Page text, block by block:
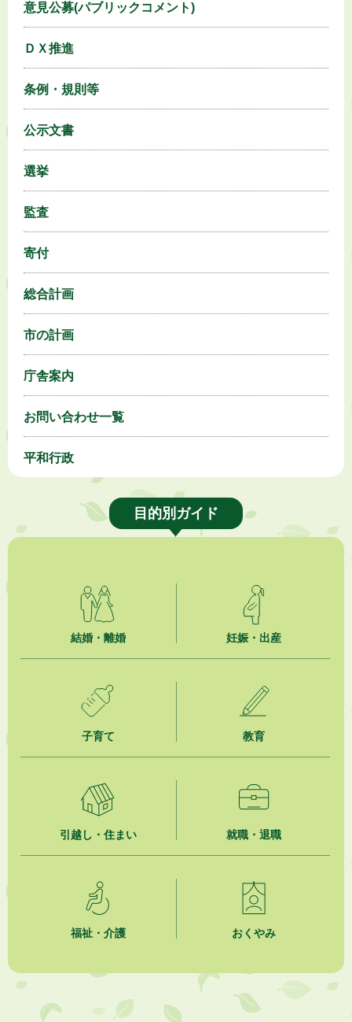
意見公募(パブリックコメント)
ＤＸ推進
条例・規則等
公示文書
選挙
監査
寄付
総合計画
市の計画
庁舎案内
お問い合わせ一覧
平和行政
目的別ガイド
結婚・離婚 妊娠・出産
子育て 教育
引越し・住まい 就職・退職
福祉・介護 おくやみ